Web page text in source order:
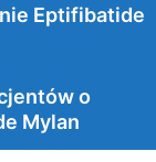
Eptifibatide
o
Mylan